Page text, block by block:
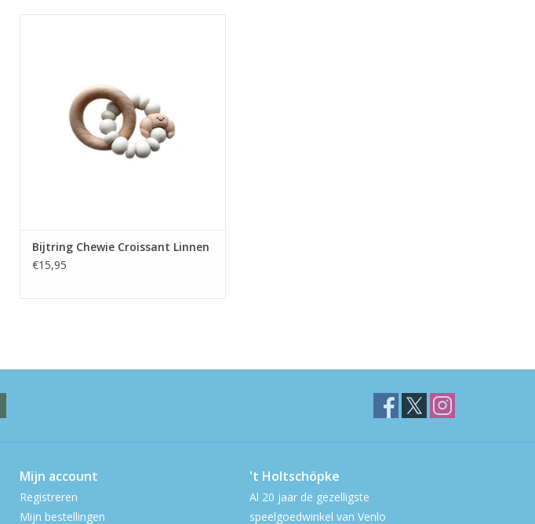
Bijtring Chewie Croissant Linnen
€15,95
Mijn account
Registreren
Mijn bestellingen
't Holtschöpke
Al 20 jaar de gezelligste
speelgoedwinkel van Venlo